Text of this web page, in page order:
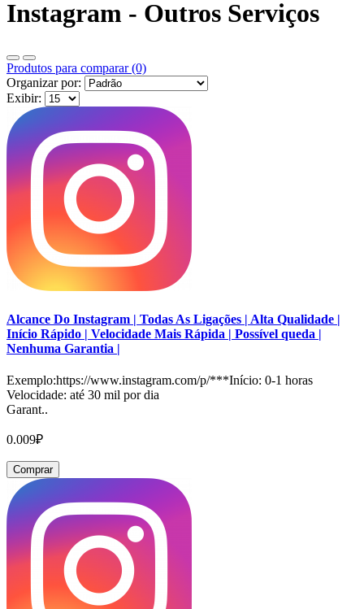
Instagram - Outros Serviços
Produtos para comparar (0)
Organizar por:
Exibir:
Alcance Do Instagram | Todas As Ligações | Alta Qualidade |
Início Rápido | Velocidade Mais Rápida | Possível queda |
Nenhuma Garantia |
Exemplo:https://www.instagram.com/p/***Início: 0-1 horas
Velocidade: até 30 mil por dia
Garant..
0.009₽
Comprar